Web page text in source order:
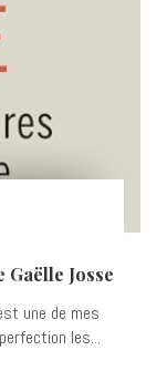
Josse
une de mes
les...